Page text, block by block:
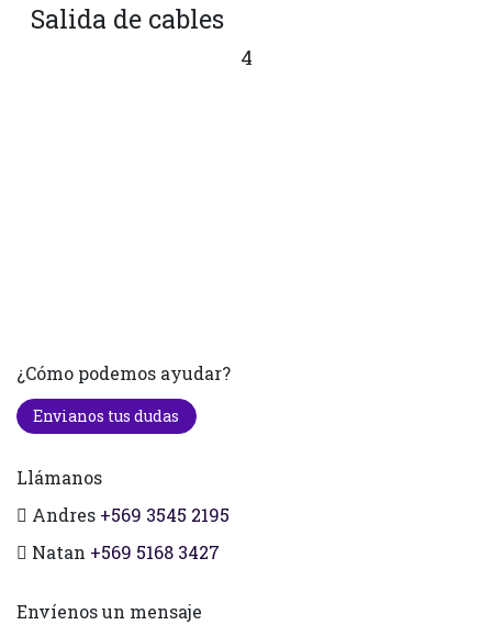
Salida de cables
4
¿Cómo podemos ayudar?
Envianos tus dudas
Llámanos
Andres +569 3545 2195
Natan +569 5168 3427
Envíenos un mensaje